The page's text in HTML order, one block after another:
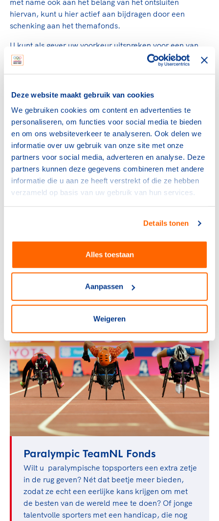
Deze website maakt gebruik van cookies
We gebruiken cookies om content en advertenties te
personaliseren, om functies voor social media te bieden
en om ons websiteverkeer te analyseren. Ook delen we
informatie over uw gebruik van onze site met onze
partners voor social media, adverteren en analyse. Deze
partners kunnen deze gegevens combineren met andere
informatie die u aan ze heeft verstrekt of die ze hebben
verzameld op basis van uw gebruik van hun services.
Details tonen
Alles toestaan
Aanpassen
Weigeren
met name ook aan het belang van het ontsluiten
hiervan, kunt u hier actief aan bijdragen door een
schenking aan het themafonds.
U kunt als gever uw voorkeur uitspreken voor een van
de genoemde activiteiten, waarmee NOC*NSF rekening
zal houden bij de besteding van de middelen.
Wat is voor mij de beste manier
om te geven?
Bent u benieuwd welke manier van geven het beste bij u
past? En of dit nog fiscale voordelen kan opleveren?
Gebruik dan de Geefwijzer op Sportdaargeefjeom.nl.
Contact
Wilt u meer weten over Geven aan Sport of heeft u
reeds besloten om bij te dragen aan het Fonds
antwoordformulier
gerben.vanhardeveld@nocnsf.nl
026-4834400
Paralympic TeamNL Fonds
Wilt u paralympische topsporters een extra zetje
in de rug geven? Nét dat beetje meer bieden,
zodat ze echt een eerlijke kans krijgen om met
de besten van de wereld mee te doen? Of jonge
talentvolle sporters met een handicap, die nog